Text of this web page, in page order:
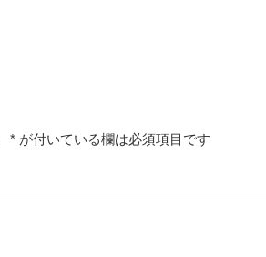
* が付いている欄は必須項目です